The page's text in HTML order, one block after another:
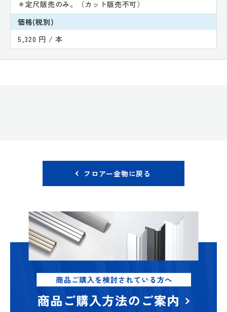
＊定尺販売のみ。（カット販売不可）
価格(税別)
5,320 円 / 本
フロアー金物に戻る